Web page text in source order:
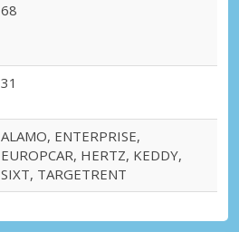
68
31
ALAMO, ENTERPRISE,
EUROPCAR, HERTZ, KEDDY,
SIXT, TARGETRENT